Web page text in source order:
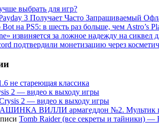
выбрать для игр?
3 Получает Часто Запрашиваемый
на PS5: в шесть раз больше, чем Astro’s
извиняется за ложное надежду на сиквел
подтвердили монетизацию через
не стареющая классика
2 — видео к выходу игры
2 — видео к выходу игры
ВИЛЛИ армагеддон №2. Мультик
Tomb Raider (все секреты и тайники)